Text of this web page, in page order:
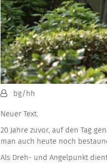
Von:bg/hh
Neuer Text.
20 Jahre zuvor, auf den Tag
man auch heute noch
Als Dreh- und Angelpunkt